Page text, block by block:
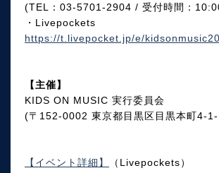
(TEL：03-5701-2904 / 受付時間：
・Livepockets
https://t.livepocket.jp/e/
【主催】
KIDS ON MUSIC 実行委員会
(〒152-0002 東京都目黒区目黒本町4-
【イベント詳細】 （Livepockets）